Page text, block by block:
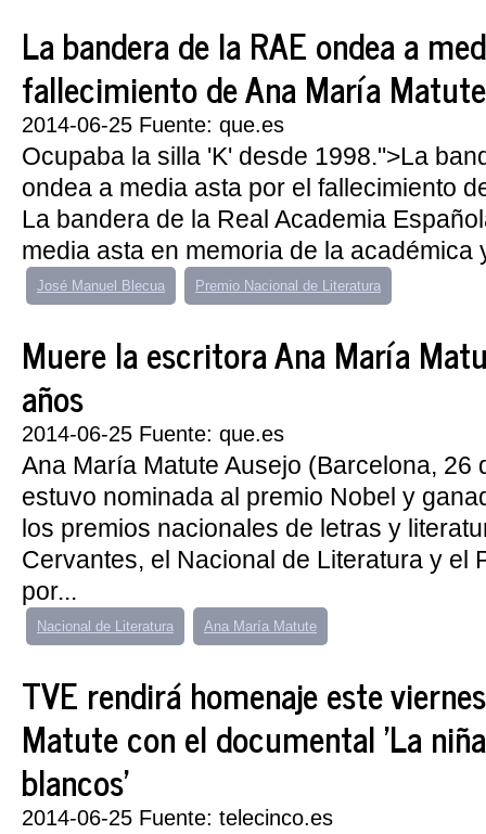
La bandera de la RAE ondea a
fallecimiento de Ana María Matute
2014-06-25 Fuente: que.es
Ocupaba la silla 'K' desde 1998.">La
ondea a media asta por el fallecimiento
La bandera de la Real Academia
media asta en memoria de la académica
José Manuel Blecua Premio Nacional de Literatura
Muere la escritora Ana María
años
2014-06-25 Fuente: que.es
Ana María Matute Ausejo (Barcelona, 26
estuvo nominada al premio Nobel y
los premios nacionales de letras y
Cervantes, el Nacional de Literatura y el
por...
Nacional de Literatura Ana María Matute
TVE rendirá homenaje este
Matute con el documental 'La
blancos'
2014-06-25 Fuente: telecinco.es